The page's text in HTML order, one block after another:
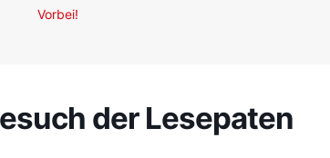
Vorbei!
der Lesepaten